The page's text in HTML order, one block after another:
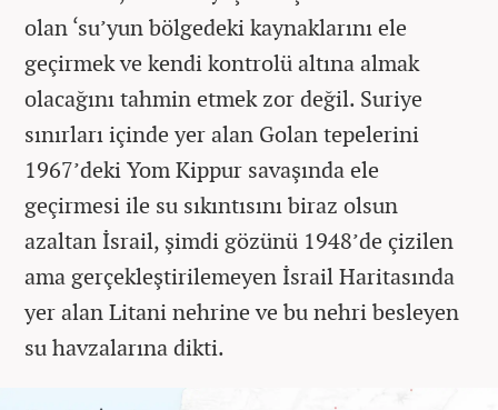
olan ‘su’yun bölgedeki kaynaklarını ele
geçirmek ve kendi kontrolü altına almak
olacağını tahmin etmek zor değil. Suriye
sınırları içinde yer alan Golan tepelerini
1967’deki Yom Kippur savaşında ele
geçirmesi ile su sıkıntısını biraz olsun
azaltan İsrail, şimdi gözünü 1948’de çizilen
ama gerçekleştirilemeyen İsrail Haritasında
yer alan Litani nehrine ve bu nehri besleyen
su havzalarına dikti.